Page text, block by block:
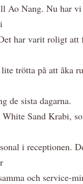
Ao Nang. Nu har
har varit roligt att
trötta på att åka
de sista dagarna.
Sand Krabi,
i receptionen.
och service-